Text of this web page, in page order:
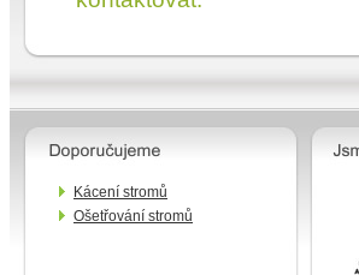
Kácení stromů
Ošetřování stromů